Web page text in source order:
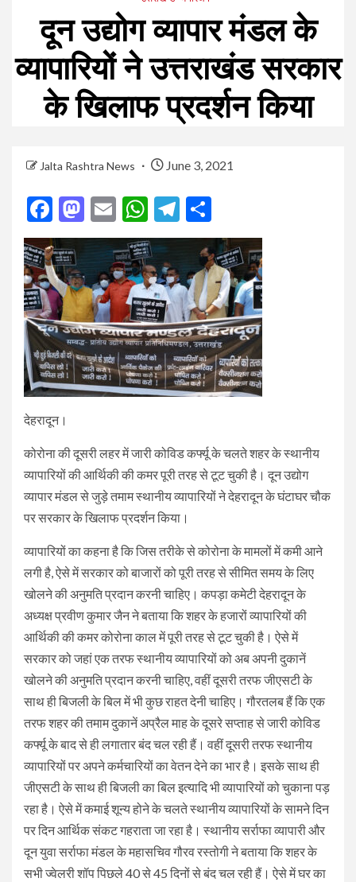
दून उद्योग व्यापार मंडल के
व्यापारियों ने उत्तराखंड सरकार
के खिलाफ प्रदर्शन किया
Jalta Rashtra News June 3, 2021
Facebook
Mastodon
EmailWhatsApp
Telegram
देहरादून।
कोरोना की दूसरी लहर में जारी कोविड कर्फ्यू के चलते शहर के स्थानीय
व्यापारियों की आर्थिकी की कमर पूरी तरह से टूट चुकी है। दून उद्योग
व्यापार मंडल से जुड़े तमाम स्थानीय व्यापारियों ने देहरादून के घंटाघर चौक
पर सरकार के खिलाफ प्रदर्शन किया।
व्यापारियों का कहना है कि जिस तरीके से कोरोना के मामलों में कमी आने
लगी है, ऐसे में सरकार को बाजारों को पूरी तरह से सीमित समय के लिए
खोलने की अनुमति प्रदान करनी चाहिए। कपड़ा कमेटी देहरादून के
अध्यक्ष प्रवीण कुमार जैन ने बताया कि शहर के हजारों व्यापारियों की
आर्थिकी की कमर कोरोना काल में पूरी तरह से टूट चुकी है। ऐसे में
सरकार को जहां एक तरफ स्थानीय व्यापारियों को अब अपनी दुकानें
खोलने की अनुमति प्रदान करनी चाहिए, वहीं दूसरी तरफ जीएसटी के
साथ ही बिजली के बिल में भी कुछ राहत देनी चाहिए। गौरतलब हैं कि एक
तरफ शहर की तमाम दुकानें अप्रैल माह के दूसरे सप्ताह से जारी कोविड
कर्फ्यू के बाद से ही लगातार बंद चल रही हैं। वहीं दूसरी तरफ स्थानीय
व्यापारियों पर अपने कर्मचारियों का वेतन देने का भार है। इसके साथ ही
जीएसटी के साथ ही बिजली का बिल इत्यादि भी व्यापारियों को चुकाना पड़
रहा है। ऐसे में कमाई शून्य होने के चलते स्थानीय व्यापारियों के सामने दिन
पर दिन आर्थिक संकट गहराता जा रहा है। स्थानीय सर्राफा व्यापारी और
दून युवा सर्राफा मंडल के महासचिव गौरव रस्तोगी ने बताया कि शहर के
सभी ज्वेलरी शॉप पिछले 40 से 45 दिनों से बंद चल रही हैं। ऐसे में घर का